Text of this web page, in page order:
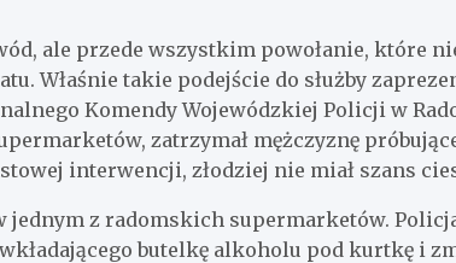
ale przede wszystkim powołanie, które
Właśnie takie podejście do służby
Komendy Wojewódzkiej Policji w
zatrzymał mężczyznę
interwencji, złodziej nie miał szans
jednym z radomskich supermarketów.
butelkę alkoholu pod kurtkę i